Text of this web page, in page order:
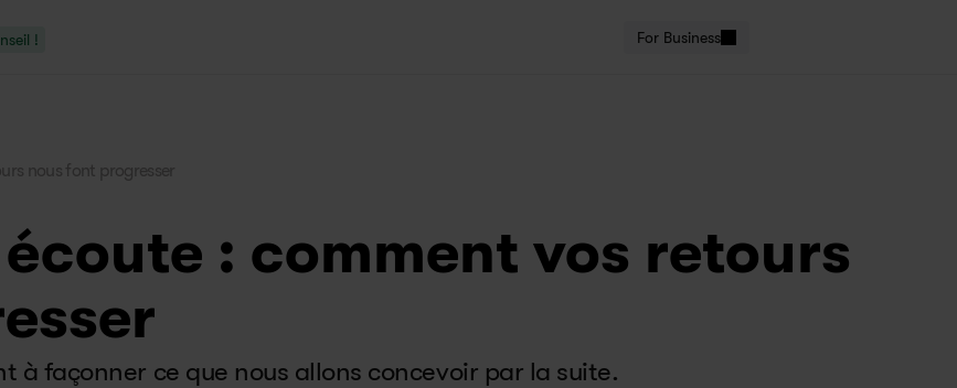
! For Business
nous font progresser
: comment vos retours
à façonner ce que nous allons concevoir par la suite.